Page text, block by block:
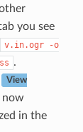
you see
v.in.ogr
-o
.
View
now
in the